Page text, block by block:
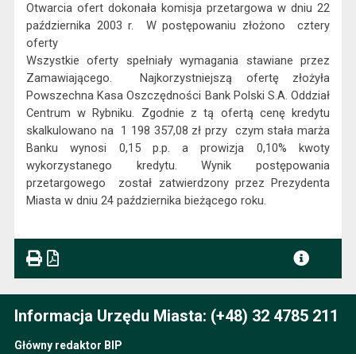
Otwarcia ofert dokonała komisja przetargowa w dniu 22
października 2003 r.
W postępowaniu złożono
cztery
oferty
Wszystkie oferty spełniały wymagania stawiane przez
Zamawiającego.
Najkorzystniejszą ofertę złożyła
Powszechna Kasa Oszczędności Bank Polski S.A. Oddział
Centrum w Rybniku. Zgodnie z tą ofertą cenę kredytu
skalkulowano na 1 198 357,08 zł przy czym stała marża
Banku wynosi 0,15 p.p. a prowizja 0,10% kwoty
wykorzystanego kredytu. Wynik postępowania
przetargowego
został zatwierdzony przez Prezydenta
Miasta w dniu 24 października bieżącego roku.
Informacja Urzędu Miasta: (+48) 32 4785 211
Główny redaktor BIP